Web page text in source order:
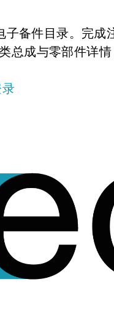
子备件目录。完
总成与零部件详